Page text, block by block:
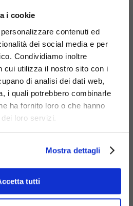
i cookie
contenuti ed
dei social media e per
Condividiamo inoltre
cui utilizza il nostro sito con i
di analisi dei dati web,
i quali potrebbero combinarle
ha fornito loro o che hanno
loro servizi.
Mostra dettagli
tutti